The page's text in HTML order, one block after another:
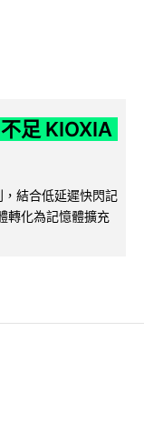
足 KIOXIA
結合低延遲快閃記
轉化為記憶體擴充